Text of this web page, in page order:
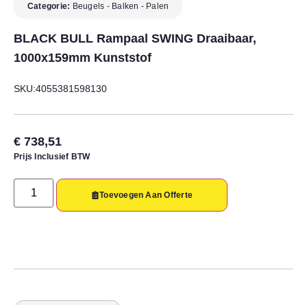
Categorie: Beugels - Balken - Palen
BLACK BULL Rampaal SWING Draaibaar,
1000x159mm Kunststof
SKU:4055381598130
€ 738,51
Prijs Inclusief BTW
Toevoegen Aan Offerte